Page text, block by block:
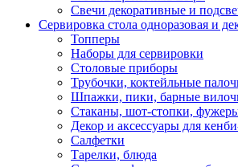
Свечи декоративные и
Сервировка стола одноразовая и
Топперы
Наборы для сервировки
Столовые приборы
Трубочки, коктейльные
Шпажки, пики, барные
Стаканы, шот-стопки,
Декор и аксессуары для
Салфетки
Тарелки, блюда